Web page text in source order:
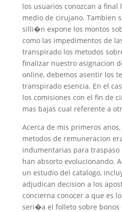
los usuarios conozcan a final
medio de cirujano. Tambien
silli�n expone los montos
como las impedimentos de
transpirado los metodos
finalizar nuestro asignacion
online, debemos asentir los
transpirado esencia. En el
los comisiones con el fin de
mas bajas cual referente a
Acerca de mis primeros
metodos de remuneracion
indumentarias para traspaso
han absorto evolucionando.
un estudio del catalogo,
adjudican decision a los
concierna conocer a que es
seri�a el folleto sobre bonos